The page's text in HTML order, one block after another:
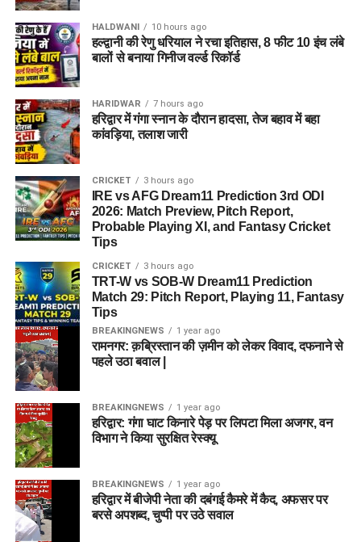
HALDWANI 10 hours ago
हल्द्वानी की रेणु धरियाल ने रचा इतिहास, 8 फीट 10 इंच लंबे
बालों से बनाया गिनीज वर्ल्ड रिकॉर्ड
HARIDWAR 7 hours ago
हरिद्वार में गंगा स्नान के दौरान हादसा, तेज बहाव में बहा
कांवड़िया, तलाश जारी
CRICKET 3 hours ago
IRE vs AFG Dream11 Prediction 3rd ODI
2026: Match Preview, Pitch Report,
Probable Playing XI, and Fantasy Cricket
Tips
CRICKET 3 hours ago
TRT-W vs SOB-W Dream11 Prediction
Match 29: Pitch Report, Playing 11, Fantasy
Tips
BREAKINGNEWS 1 year ago
रामनगर: क़ब्रिस्तान की ज़मीन को लेकर विवाद, दफनाने से
पहले उठा बवाल |
BREAKINGNEWS 1 year ago
हरिद्वार: गंगा घाट किनारे पेड़ पर लिपटा मिला अजगर, वन
विभाग ने किया सुरक्षित रेस्क्यू
BREAKINGNEWS 1 year ago
हरिद्वार में बीजेपी नेता की दबंगई कैमरे में कैद, अफसर पर
बरसे अपशब्द, चुप्पी पर उठे सवाल